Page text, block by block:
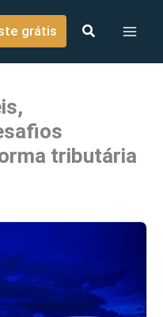
grátis
tributária